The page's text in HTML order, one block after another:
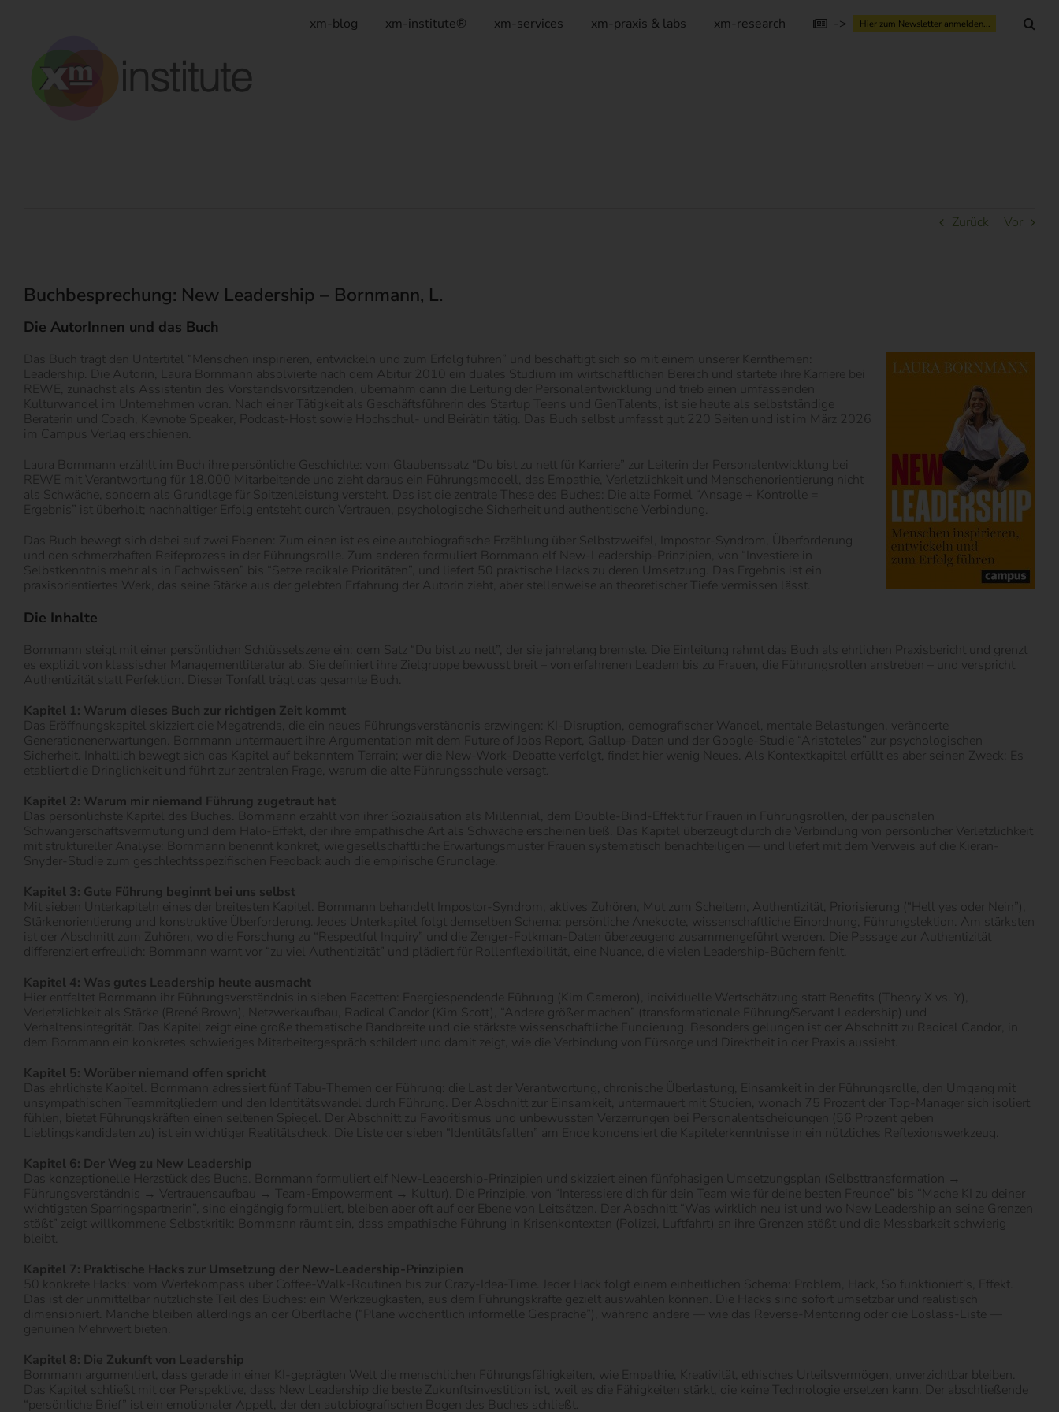
xm-blog xm-institute® xm-services xm-praxis & labs xm-research -> Hier zum Newsletter anmelden...
Zurück Vor
Buchbesprechung: New Leadership – Bornmann, L.
Die AutorInnen und das Buch
Das Buch trägt den Untertitel “Menschen inspirieren, entwickeln und zum Erfolg führen” und beschäftigt sich so mit einem unserer Kernthemen:
Leadership. Die Autorin, Laura Bornmann absolvierte nach dem Abitur 2010 ein duales Studium im wirtschaftlichen Bereich und startete ihre Karriere bei
REWE, zunächst als Assistentin des Vorstandsvorsitzenden, übernahm dann die Leitung der Personalentwicklung und trieb einen umfassenden
Kulturwandel im Unternehmen voran. Nach einer Tätigkeit als Geschäftsführerin des Startup Teens und GenTalents, ist sie heute als selbstständige
Beraterin und Coach, Keynote Speaker, Podcast-Host sowie Hochschul- und Beirätin tätig. Das Buch selbst umfasst gut 220 Seiten und ist im März 2026
im Campus Verlag erschienen.
Laura Bornmann erzählt im Buch ihre persönliche Geschichte: vom Glaubenssatz “Du bist zu nett für Karriere” zur Leiterin der Personalentwicklung bei
REWE mit Verantwortung für 18.000 Mitarbeitende und zieht daraus ein Führungsmodell, das Empathie, Verletzlichkeit und Menschenorientierung nicht
als Schwäche, sondern als Grundlage für Spitzenleistung versteht. Das ist die zentrale These des Buches: Die alte Formel “Ansage + Kontrolle =
Ergebnis” ist überholt; nachhaltiger Erfolg entsteht durch Vertrauen, psychologische Sicherheit und authentische Verbindung.
Das Buch bewegt sich dabei auf zwei Ebenen: Zum einen ist es eine autobiografische Erzählung über Selbstzweifel, Impostor-Syndrom, Überforderung
und den schmerzhaften Reifeprozess in der Führungsrolle. Zum anderen formuliert Bornmann elf New-Leadership-Prinzipien, von “Investiere in
Selbstkenntnis mehr als in Fachwissen” bis “Setze radikale Prioritäten”, und liefert 50 praktische Hacks zu deren Umsetzung. Das Ergebnis ist ein
praxisorientiertes Werk, das seine Stärke aus der gelebten Erfahrung der Autorin zieht, aber stellenweise an theoretischer Tiefe vermissen lässt.
Die Inhalte
Bornmann steigt mit einer persönlichen Schlüsselszene ein: dem Satz “Du bist zu nett”, der sie jahrelang bremste. Die Einleitung rahmt das Buch als ehrlichen Praxisbericht und grenzt
es explizit von klassischer Managementliteratur ab. Sie definiert ihre Zielgruppe bewusst breit – von erfahrenen Leadern bis zu Frauen, die Führungsrollen anstreben – und verspricht
Authentizität statt Perfektion. Dieser Tonfall trägt das gesamte Buch.
Kapitel 1: Warum dieses Buch zur richtigen Zeit kommt
Das Eröffnungskapitel skizziert die Megatrends, die ein neues Führungsverständnis erzwingen: KI-Disruption, demografischer Wandel, mentale Belastungen, veränderte
Generationenerwartungen. Bornmann untermauert ihre Argumentation mit dem Future of Jobs Report, Gallup-Daten und der Google-Studie “Aristoteles” zur psychologischen
Sicherheit. Inhaltlich bewegt sich das Kapitel auf bekanntem Terrain; wer die New-Work-Debatte verfolgt, findet hier wenig Neues. Als Kontextkapitel erfüllt es aber seinen Zweck: Es
etabliert die Dringlichkeit und führt zur zentralen Frage, warum die alte Führungsschule versagt.
Kapitel 2: Warum mir niemand Führung zugetraut hat
Das persönlichste Kapitel des Buches. Bornmann erzählt von ihrer Sozialisation als Millennial, dem Double-Bind-Effekt für Frauen in Führungsrollen, der pauschalen
Schwangerschaftsvermutung und dem Halo-Effekt, der ihre empathische Art als Schwäche erscheinen ließ. Das Kapitel überzeugt durch die Verbindung von persönlicher Verletzlichkeit
mit struktureller Analyse: Bornmann benennt konkret, wie gesellschaftliche Erwartungsmuster Frauen systematisch benachteiligen — und liefert mit dem Verweis auf die Kieran-
Snyder-Studie zum geschlechtsspezifischen Feedback auch die empirische Grundlage.
Kapitel 3: Gute Führung beginnt bei uns selbst
Mit sieben Unterkapiteln eines der breitesten Kapitel. Bornmann behandelt Impostor-Syndrom, aktives Zuhören, Mut zum Scheitern, Authentizität, Priorisierung (“Hell yes oder Nein”),
Stärkenorientierung und konstruktive Überforderung. Jedes Unterkapitel folgt demselben Schema: persönliche Anekdote, wissenschaftliche Einordnung, Führungslektion. Am stärksten
ist der Abschnitt zum Zuhören, wo die Forschung zu “Respectful Inquiry” und die Zenger-Folkman-Daten überzeugend zusammengeführt werden. Die Passage zur Authentizität
differenziert erfreulich: Bornmann warnt vor “zu viel Authentizität” und plädiert für Rollenflexibilität, eine Nuance, die vielen Leadership-Büchern fehlt.
Kapitel 4: Was gutes Leadership heute ausmacht
Hier entfaltet Bornmann ihr Führungsverständnis in sieben Facetten: Energiespendende Führung (Kim Cameron), individuelle Wertschätzung statt Benefits (Theory X vs. Y),
Verletzlichkeit als Stärke (Brené Brown), Netzwerkaufbau, Radical Candor (Kim Scott), “Andere größer machen” (transformationale Führung/Servant Leadership) und
Verhaltensintegrität. Das Kapitel zeigt eine große thematische Bandbreite und die stärkste wissenschaftliche Fundierung. Besonders gelungen ist der Abschnitt zu Radical Candor, in
dem Bornmann ein konkretes schwieriges Mitarbeitergespräch schildert und damit zeigt, wie die Verbindung von Fürsorge und Direktheit in der Praxis aussieht.
Kapitel 5: Worüber niemand offen spricht
Das ehrlichste Kapitel. Bornmann adressiert fünf Tabu-Themen der Führung: die Last der Verantwortung, chronische Überlastung, Einsamkeit in der Führungsrolle, den Umgang mit
unsympathischen Teammitgliedern und den Identitätswandel durch Führung. Der Abschnitt zur Einsamkeit, untermauert mit Studien, wonach 75 Prozent der Top-Manager sich isoliert
fühlen, bietet Führungskräften einen seltenen Spiegel. Der Abschnitt zu Favoritismus und unbewussten Verzerrungen bei Personalentscheidungen (56 Prozent geben
Lieblingskandidaten zu) ist ein wichtiger Realitätscheck. Die Liste der sieben “Identitätsfallen” am Ende kondensiert die Kapitelerkenntnisse in ein nützliches Reflexionswerkzeug.
Kapitel 6: Der Weg zu New Leadership
Das konzeptionelle Herzstück des Buchs. Bornmann formuliert elf New-Leadership-Prinzipien und skizziert einen fünfphasigen Umsetzungsplan (Selbsttransformation →
Führungsverständnis → Vertrauensaufbau → Team-Empowerment → Kultur). Die Prinzipie, von “Interessiere dich für dein Team wie für deine besten Freunde” bis “Mache KI zu deiner
wichtigsten Sparringspartnerin”, sind eingängig formuliert, bleiben aber oft auf der Ebene von Leitsätzen. Der Abschnitt “Was wirklich neu ist und wo New Leadership an seine Grenzen
stößt” zeigt willkommene Selbstkritik: Bornmann räumt ein, dass empathische Führung in Krisenkontexten (Polizei, Luftfahrt) an ihre Grenzen stößt und die Messbarkeit schwierig
bleibt.
Kapitel 7: Praktische Hacks zur Umsetzung der New-Leadership-Prinzipien
50 konkrete Hacks: vom Wertekompass über Coffee-Walk-Routinen bis zur Crazy-Idea-Time. Jeder Hack folgt einem einheitlichen Schema: Problem, Hack, So funktioniert’s, Effekt.
Das ist der unmittelbar nützlichste Teil des Buches: ein Werkzeugkasten, aus dem Führungskräfte gezielt auswählen können. Die Hacks sind sofort umsetzbar und realistisch
dimensioniert. Manche bleiben allerdings an der Oberfläche (“Plane wöchentlich informelle Gespräche”), während andere — wie das Reverse-Mentoring oder die Loslass-Liste —
genuinen Mehrwert bieten.
Kapitel 8: Die Zukunft von Leadership
Bornmann argumentiert, dass gerade in einer KI-geprägten Welt die menschlichen Führungsfähigkeiten, wie Empathie, Kreativität, ethisches Urteilsvermögen, unverzichtbar bleiben.
Das Kapitel schließt mit der Perspektive, dass New Leadership die beste Zukunftsinvestition ist, weil es die Fähigkeiten stärkt, die keine Technologie ersetzen kann. Der abschließende
“persönliche Brief” ist ein emotionaler Appell, der den autobiografischen Bogen des Buches schließt.